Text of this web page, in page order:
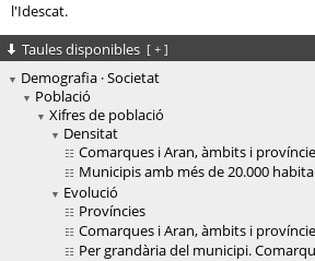
l'Idescat.
Taules disponibles [ + ]
Demografia · Societat
Població
Xifres de població
Densitat
Comarques i Aran, àmbits i
Municipis amb més de 20.000
Evolució
Províncies
Comarques i Aran, àmbits i
Per grandària del municipi.